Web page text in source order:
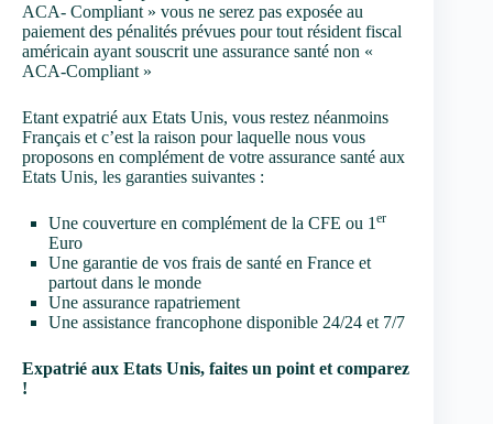
ACA- Compliant » vous ne serez pas exposée au
paiement des pénalités prévues pour tout résident fiscal
américain ayant souscrit une assurance santé non «
ACA-Compliant »
Etant expatrié aux Etats Unis, vous restez néanmoins
Français et c’est la raison pour laquelle nous vous
proposons en complément de votre assurance santé aux
Etats Unis, les garanties suivantes :
Une couverture en complément de la CFE ou 1 er
Euro
Une garantie de vos frais de santé en France et
partout dans le monde
Une assurance rapatriement
Une assistance francophone disponible 24/24 et 7/7
Expatrié aux Etats Unis, faites un point et comparez
!